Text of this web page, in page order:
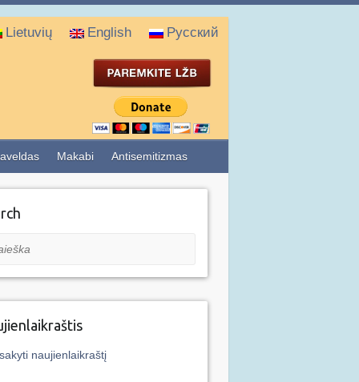
Lietuvių English Русский
Makabi Antisemitizmas
naujienlaikraštį